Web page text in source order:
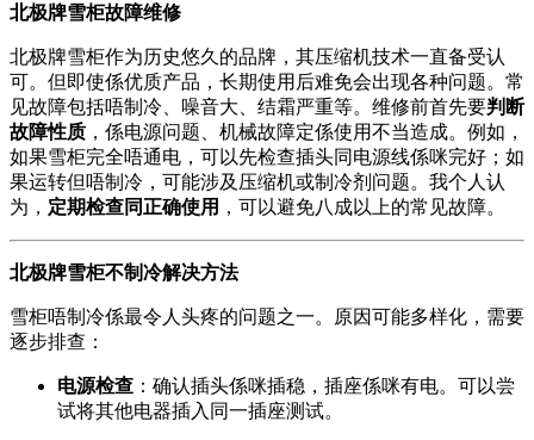
北极牌雪柜故障维修
北极牌雪柜作为历史悠久的品牌，其压缩机技术一直备受认
可。但即使係优质产品，长期使用后难免会出现各种问题。常
见故障包括唔制冷、噪音大、结霜严重等。维修前首先要判断
故障性质 ，係电源问题、机械故障定係使用不当造成。例如，
如果雪柜完全唔通电，可以先检查插头同电源线係咪完好；如
果运转但唔制冷，可能涉及压缩机或制冷剂问题。我个人认
为， 定期检查同正确使用 ，可以避免八成以上的常见故障。
北极牌雪柜不制冷解决方法
雪柜唔制冷係最令人头疼的问题之一。原因可能多样化，需要
逐步排查：
电源检查 ：确认插头係咪插稳，插座係咪有电。可以尝
试将其他电器插入同一插座测试。